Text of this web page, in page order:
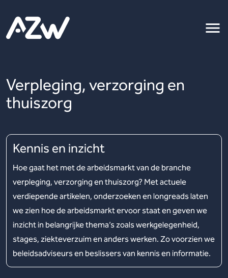
Verpleging, verzorging en
thuiszorg
Kennis en inzicht
Hoe gaat het met de arbeidsmarkt van de branche
verpleging, verzorging en thuiszorg? Met actuele
verdiepende artikelen, onderzoeken en longreads laten
we zien hoe de arbeidsmarkt ervoor staat en geven we
inzicht in belangrijke thema’s zoals werkgelegenheid,
stages, ziekteverzuim en anders werken. Zo voorzien we
beleidsadviseurs en beslissers van kennis en informatie.